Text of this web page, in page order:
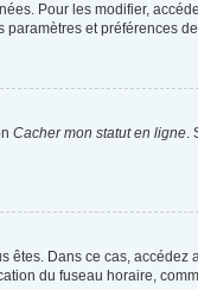
Pour les modifier,
et préférences
Cacher mon statut en ligne.
êtes. Dans ce cas, accédez
du fuseau horaire,